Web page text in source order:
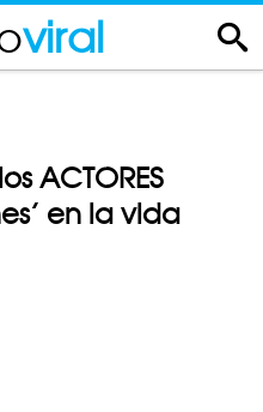
viral
ACTORES
en la vida